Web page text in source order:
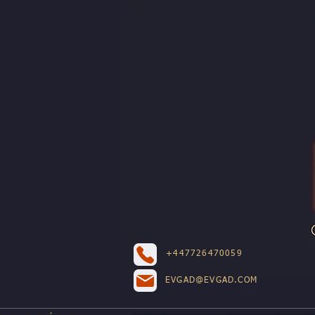
+447726470059
EVGAD@EVGAD.COM